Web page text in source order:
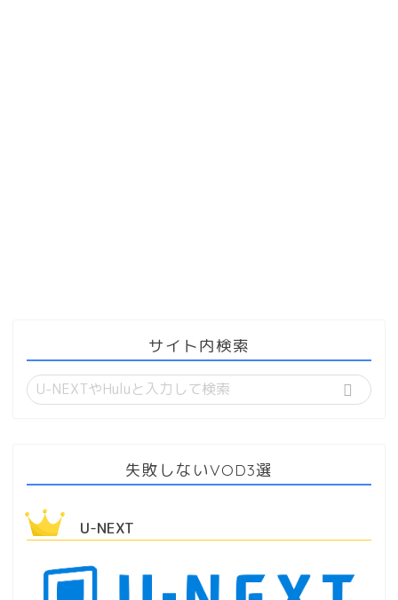
サイト内検索
失敗しないVOD3選
U-NEXT